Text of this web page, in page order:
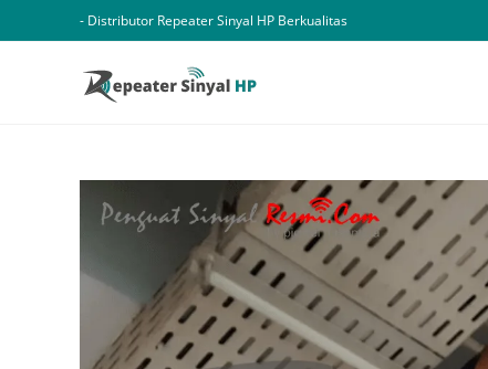
to
- Distributor Repeater Sinyal HP Berkualitas